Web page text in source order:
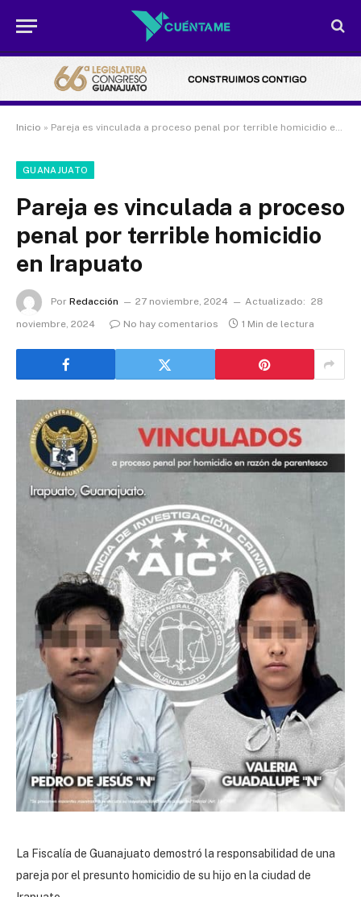
Inicio » Pareja es vinculada a proceso penal por terrible homicidio en Irapuato
GUANAJUATO
Pareja es vinculada a proceso
penal por terrible homicidio
en Irapuato
Por Redacción 27 noviembre, 2024 Actualizado: 28
noviembre, 2024
No hay comentarios 1 Min de lectura
La Fiscalía de Guanajuato demostró la responsabilidad de una
pareja por el presunto homicidio de su hijo en la ciudad de